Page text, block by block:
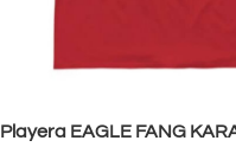
Playera EAGLE FANG